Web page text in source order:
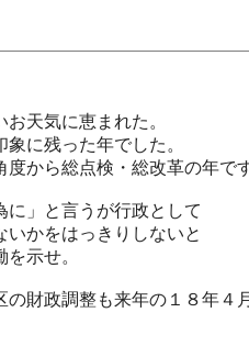
天気に恵まれた。
に残った年でした。
から総点検・総改革の年で
に」と言うが行政として
かをはっきりしないと
示せ。
財政調整も来年の１８年